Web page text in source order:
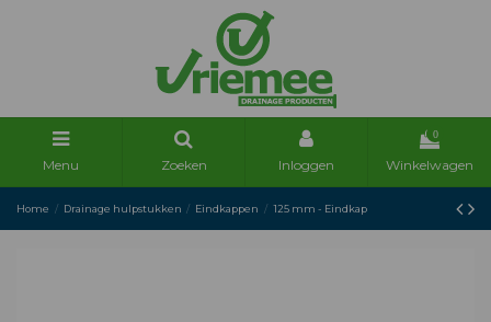
Menu Zoeken Inloggen
0
Winkelwagen
Home Drainage hulpstukken Eindkappen 125 mm - Eindkap